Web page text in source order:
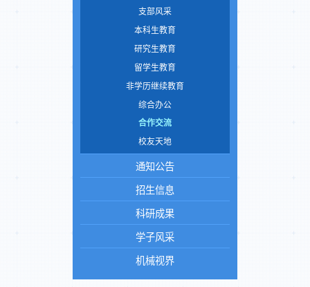
支部风采
本科生教育
研究生教育
留学生教育
非学历继续教育
综合办公
合作交流
校友天地
通知公告
招生信息
科研成果
学子风采
机械视界